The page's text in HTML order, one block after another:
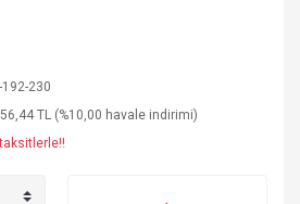
192-230
TL (%10,00 havale indirimi)